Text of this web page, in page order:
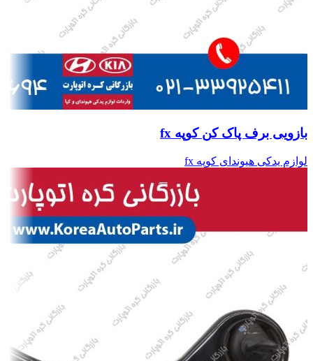
بازویی برف پاک کن کوپه fx
لوازم یدکی هیوندای کوپه fx